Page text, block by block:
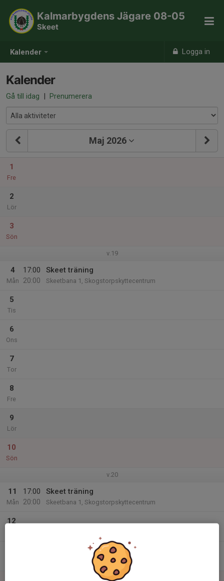
Kalender Logga in
Kalmarbygdens Jägare 08-05
Skeet
Kalender
Gå till idag | Prenumerera
Maj 2026
1
Fre
2
Lör
3
Sön
v.19
4
Mån
17:00
20:00
Skeet träning
Skeetbana 1, Skogstorpskyttecentrum
5
Tis
6
Ons
7
Tor
8
Fre
9
Lör
10
Sön
v.20
11
Mån
17:00
20:00
Skeet träning
Skeetbana 1, Skogstorpskyttecentrum
12